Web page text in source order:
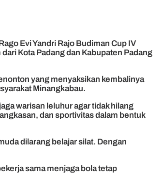
Evi Yandri Rajo Budiman Cup IV
Kota Padang dan Kabupaten Padang
yang menyaksikan kembalinya
Minangkabau.
warisan leluhur agar tidak hilang
dan sportivitas dalam bentuk
dilarang belajar silat. Dengan
sama menjaga bola tetap